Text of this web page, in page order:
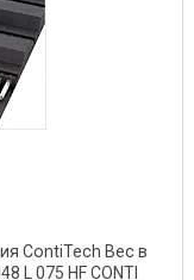
ContiTech Вес в
L 075 HF CONTI